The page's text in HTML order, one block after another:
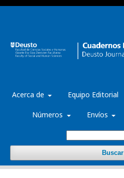
Acerca de Equipo Editorial
Números Envíos
Buscar